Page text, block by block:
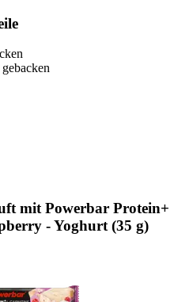
mit Powerbar Protein+
- Yoghurt (35 g)